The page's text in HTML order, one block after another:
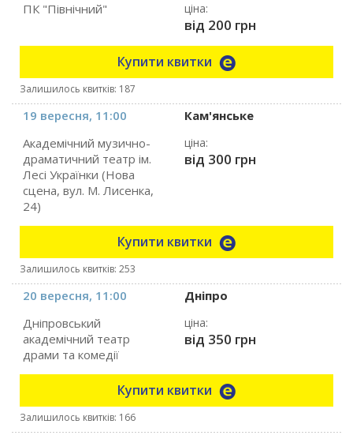
ПК "Північний"
ціна:
від 200 грн
Купити квитки
Залишилось квитків: 187
19 вересня, 11:00
Кам'янське
Академічний музично-
драматичний театр ім.
Лесі Українки (Нова
сцена, вул. М. Лисенка,
24)
ціна:
від 300 грн
Купити квитки
Залишилось квитків: 253
20 вересня, 11:00
Дніпро
Дніпровський
академічний театр
драми та комедії
ціна:
від 350 грн
Купити квитки
Залишилось квитків: 166